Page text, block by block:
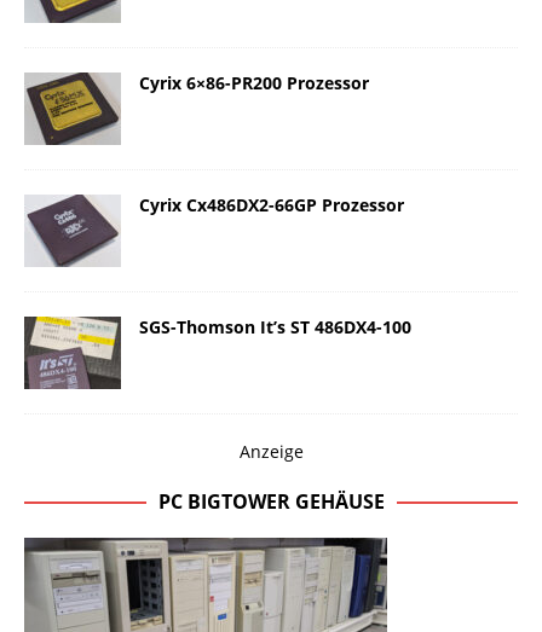
Cyrix 6×86-PR200 Prozessor
Cyrix Cx486DX2-66GP Prozessor
SGS-Thomson It’s ST 486DX4-100
Anzeige
PC BIGTOWER GEHÄUSE